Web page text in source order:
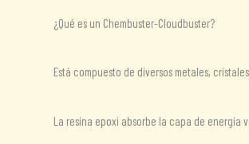
¿Qué es un Chembuster-Cloudbuster?
Está compuesto de diversos metales,
La resina epoxi absorbe la capa de energía